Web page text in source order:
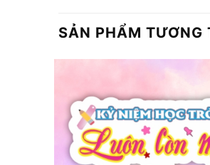
SẢN PHẨM TƯƠNG